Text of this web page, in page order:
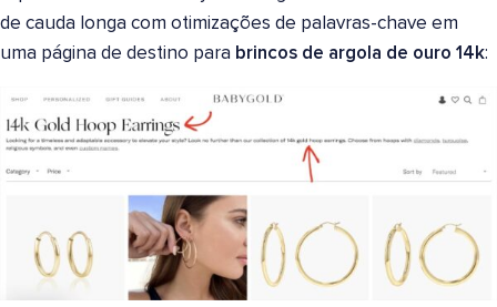
de cauda longa com otimizações de palavras-chave em
uma página de destino para brincos de argola de ouro 14k: